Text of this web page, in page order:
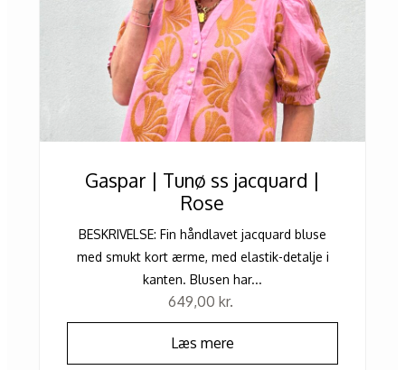
Gaspar | Tunø ss jacquard |
Rose
BESKRIVELSE: Fin håndlavet jacquard bluse
med smukt kort ærme, med elastik-detalje i
kanten. Blusen har...
649,00 kr.
Læs mere